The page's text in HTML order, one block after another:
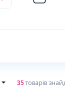
35товарів